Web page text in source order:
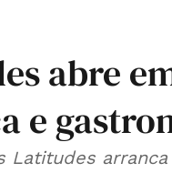
abre
e
Latitudes